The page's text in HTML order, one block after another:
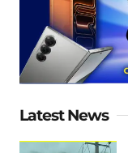
Latest News